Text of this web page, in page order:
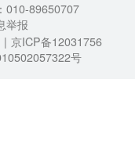
010-89650707
举报
| 京ICP备12031756
号